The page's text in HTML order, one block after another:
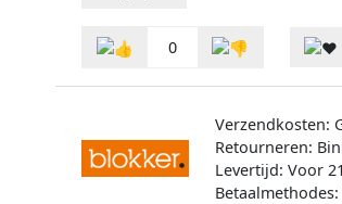
0
Verzendkosten:
Retourneren:
Levertijd: Voor
Betaalmethodes: